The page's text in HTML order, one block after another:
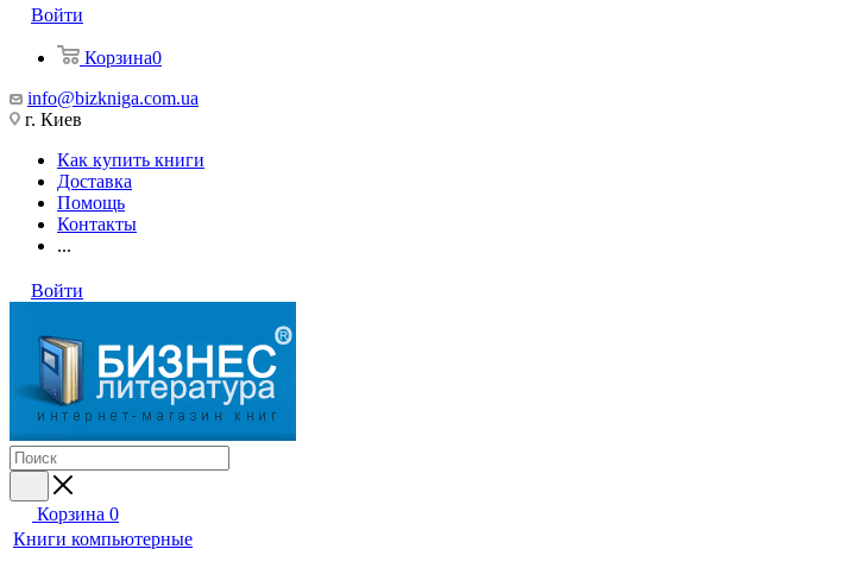
Войти
Корзина0
info@bizkniga.com.ua
г. Киев
Как купить книги
Доставка
Помощь
Контакты
...
Войти
Корзина 0
Книги компьютерные